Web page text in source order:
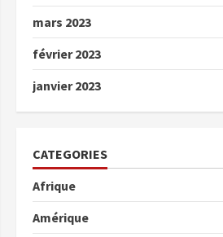
mars 2023
février 2023
janvier 2023
CATEGORIES
Afrique
Amérique